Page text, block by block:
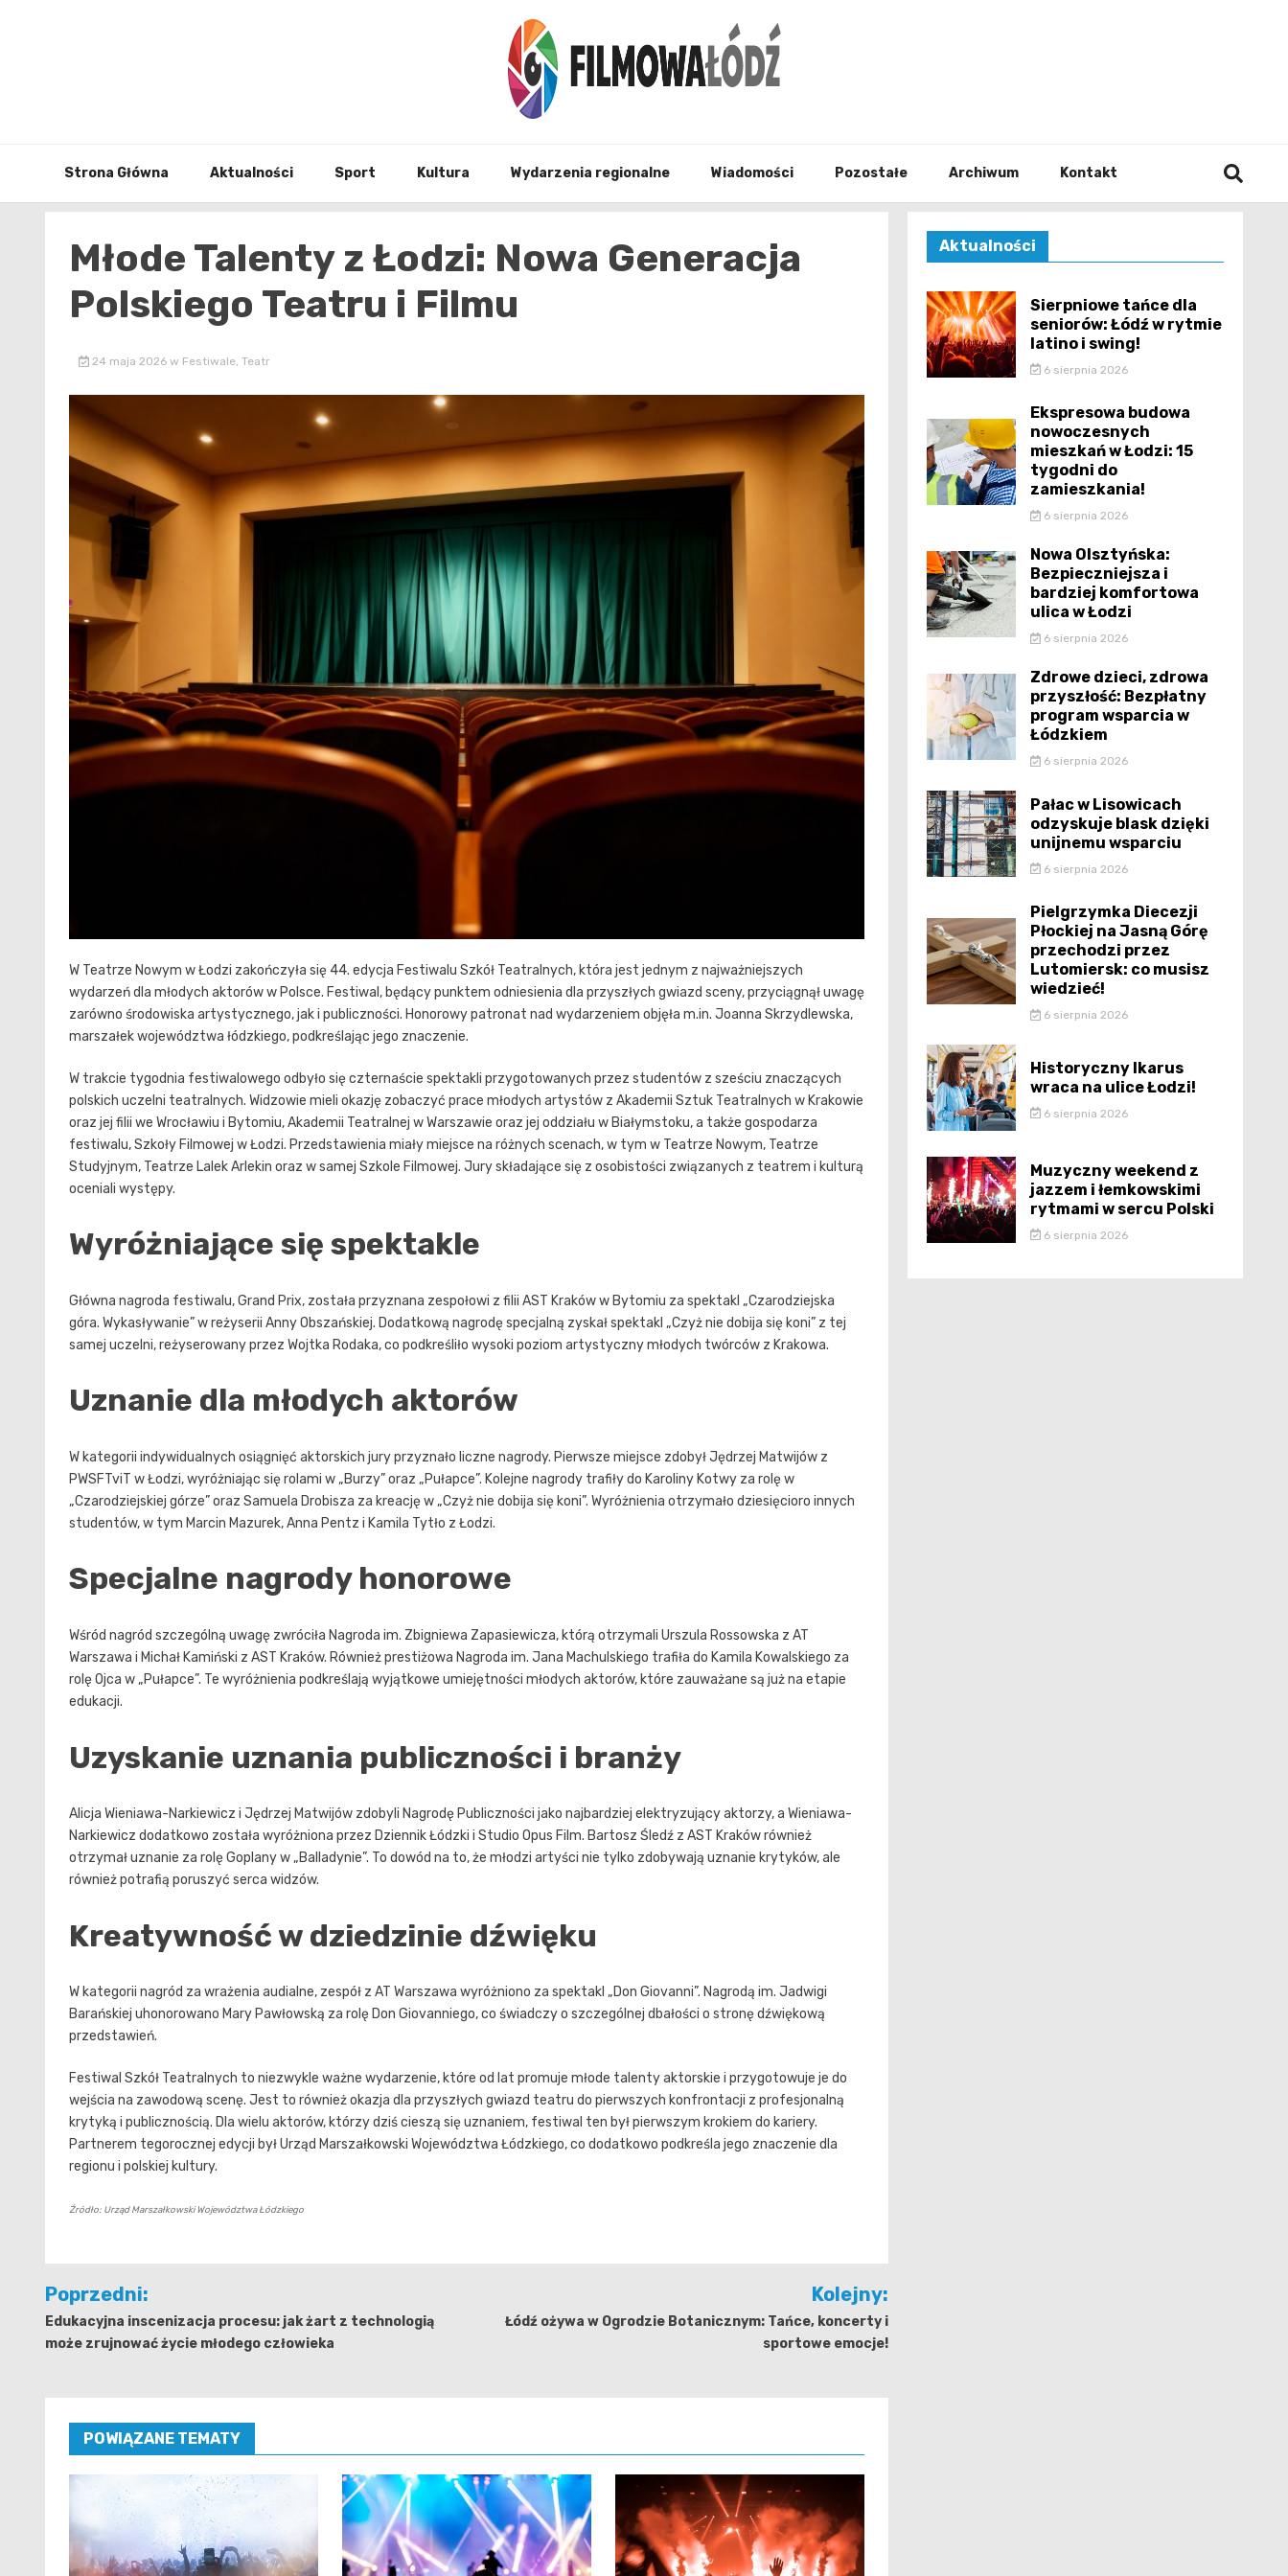
Strona Główna Aktualności Sport Kultura Wydarzenia regionalne Wiadomości Pozostałe Archiwum Kontakt
Młode Talenty z Łodzi: Nowa Generacja
Polskiego Teatru i Filmu
24 maja 2026 w Festiwale, Teatr
W Teatrze Nowym w Łodzi zakończyła się 44. edycja Festiwalu Szkół Teatralnych, która jest jednym z najważniejszych
wydarzeń dla młodych aktorów w Polsce. Festiwal, będący punktem odniesienia dla przyszłych gwiazd sceny, przyciągnął uwagę
zarówno środowiska artystycznego, jak i publiczności. Honorowy patronat nad wydarzeniem objęła m.in. Joanna Skrzydlewska,
marszałek województwa łódzkiego, podkreślając jego znaczenie.
W trakcie tygodnia festiwalowego odbyło się czternaście spektakli przygotowanych przez studentów z sześciu znaczących
polskich uczelni teatralnych. Widzowie mieli okazję zobaczyć prace młodych artystów z Akademii Sztuk Teatralnych w Krakowie
oraz jej filii we Wrocławiu i Bytomiu, Akademii Teatralnej w Warszawie oraz jej oddziału w Białymstoku, a także gospodarza
festiwalu, Szkoły Filmowej w Łodzi. Przedstawienia miały miejsce na różnych scenach, w tym w Teatrze Nowym, Teatrze
Studyjnym, Teatrze Lalek Arlekin oraz w samej Szkole Filmowej. Jury składające się z osobistości związanych z teatrem i kulturą
oceniali występy.
Wyróżniające się spektakle
Główna nagroda festiwalu, Grand Prix, została przyznana zespołowi z filii AST Kraków w Bytomiu za spektakl „Czarodziejska
góra. Wykasływanie” w reżyserii Anny Obszańskiej. Dodatkową nagrodę specjalną zyskał spektakl „Czyż nie dobija się koni” z tej
samej uczelni, reżyserowany przez Wojtka Rodaka, co podkreśliło wysoki poziom artystyczny młodych twórców z Krakowa.
Uznanie dla młodych aktorów
W kategorii indywidualnych osiągnięć aktorskich jury przyznało liczne nagrody. Pierwsze miejsce zdobył Jędrzej Matwijów z
PWSFTviT w Łodzi, wyróżniając się rolami w „Burzy” oraz „Pułapce”. Kolejne nagrody trafiły do Karoliny Kotwy za rolę w
„Czarodziejskiej górze” oraz Samuela Drobisza za kreację w „Czyż nie dobija się koni”. Wyróżnienia otrzymało dziesięcioro innych
studentów, w tym Marcin Mazurek, Anna Pentz i Kamila Tytło z Łodzi.
Specjalne nagrody honorowe
Wśród nagród szczególną uwagę zwróciła Nagroda im. Zbigniewa Zapasiewicza, którą otrzymali Urszula Rossowska z AT
Warszawa i Michał Kamiński z AST Kraków. Również prestiżowa Nagroda im. Jana Machulskiego trafiła do Kamila Kowalskiego za
rolę Ojca w „Pułapce”. Te wyróżnienia podkreślają wyjątkowe umiejętności młodych aktorów, które zauważane są już na etapie
edukacji.
Uzyskanie uznania publiczności i branży
Alicja Wieniawa-Narkiewicz i Jędrzej Matwijów zdobyli Nagrodę Publiczności jako najbardziej elektryzujący aktorzy, a Wieniawa-
Narkiewicz dodatkowo została wyróżniona przez Dziennik Łódzki i Studio Opus Film. Bartosz Śledź z AST Kraków również
otrzymał uznanie za rolę Goplany w „Balladynie”. To dowód na to, że młodzi artyści nie tylko zdobywają uznanie krytyków, ale
również potrafią poruszyć serca widzów.
Kreatywność w dziedzinie dźwięku
W kategorii nagród za wrażenia audialne, zespół z AT Warszawa wyróżniono za spektakl „Don Giovanni”. Nagrodą im. Jadwigi
Barańskiej uhonorowano Mary Pawłowską za rolę Don Giovanniego, co świadczy o szczególnej dbałości o stronę dźwiękową
przedstawień.
Festiwal Szkół Teatralnych to niezwykle ważne wydarzenie, które od lat promuje młode talenty aktorskie i przygotowuje je do
wejścia na zawodową scenę. Jest to również okazja dla przyszłych gwiazd teatru do pierwszych konfrontacji z profesjonalną
krytyką i publicznością. Dla wielu aktorów, którzy dziś cieszą się uznaniem, festiwal ten był pierwszym krokiem do kariery.
Partnerem tegorocznej edycji był Urząd Marszałkowski Województwa Łódzkiego, co dodatkowo podkreśla jego znaczenie dla
regionu i polskiej kultury.
Źródło: Urząd Marszałkowski Województwa Łódzkiego
Nawigacja
wpisu
Poprzedni:
Edukacyjna inscenizacja procesu: jak żart z technologią
może zrujnować życie młodego człowieka
Kolejny:
Łódź ożywa w Ogrodzie Botanicznym: Tańce, koncerty i
sportowe emocje!
POWIĄZANE TEMATY
Aktualności
Sierpniowe tańce dla
seniorów: Łódź w rytmie
latino i swing!
6 sierpnia 2026
Ekspresowa budowa
nowoczesnych
mieszkań w Łodzi: 15
tygodni do
zamieszkania!
6 sierpnia 2026
Nowa Olsztyńska:
Bezpieczniejsza i
bardziej komfortowa
ulica w Łodzi
6 sierpnia 2026
Zdrowe dzieci, zdrowa
przyszłość: Bezpłatny
program wsparcia w
Łódzkiem
6 sierpnia 2026
Pałac w Lisowicach
odzyskuje blask dzięki
unijnemu wsparciu
6 sierpnia 2026
Pielgrzymka Diecezji
Płockiej na Jasną Górę
przechodzi przez
Lutomiersk: co musisz
wiedzieć!
6 sierpnia 2026
Historyczny Ikarus
wraca na ulice Łodzi!
6 sierpnia 2026
Muzyczny weekend z
jazzem i łemkowskimi
rytmami w sercu Polski
6 sierpnia 2026